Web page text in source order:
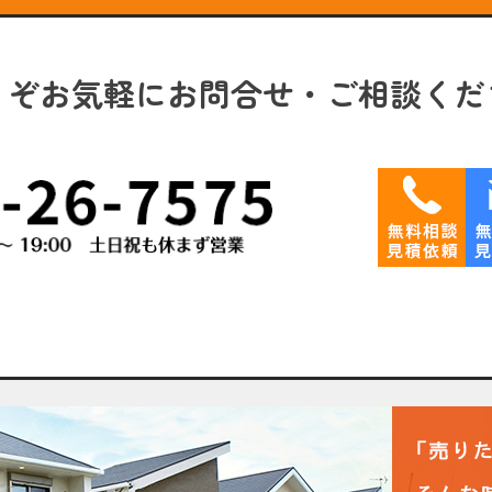
お気軽にお問合せ・ご相談く